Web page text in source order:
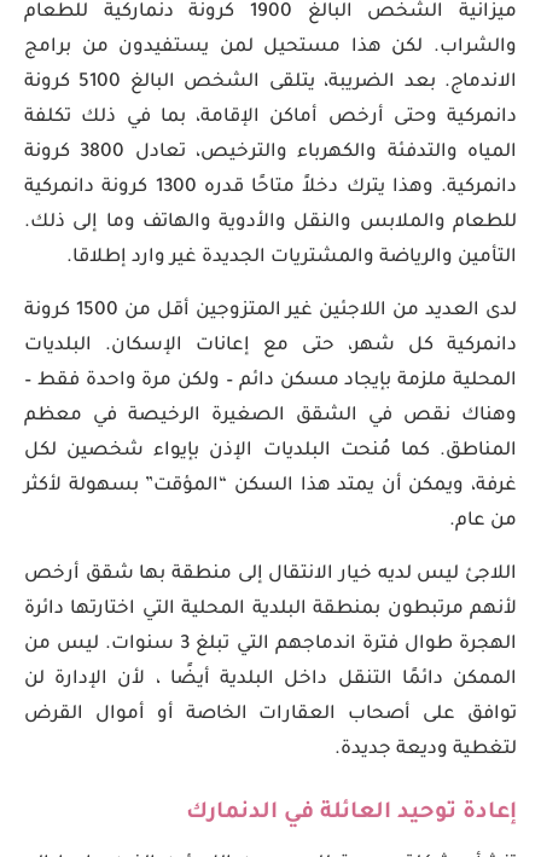
ميزانية الشخص البالغ 1900 كرونة دنماركية للطعام
والشراب. لكن هذا مستحيل لمن يستفيدون من برامج
الاندماج. بعد الضريبة، يتلقى الشخص البالغ 5100 كرونة
دانمركية وحتى أرخص أماكن الإقامة، بما في ذلك تكلفة
المياه والتدفئة والكهرباء والترخيص، تعادل 3800 كرونة
دانمركية. وهذا يترك دخلاً متاحًا قدره 1300 كرونة دانمركية
للطعام والملابس والنقل والأدوية والهاتف وما إلى ذلك.
التأمين والرياضة والمشتريات الجديدة غير وارد إطلاقا.
لدى العديد من اللاجئين غير المتزوجين أقل من 1500 كرونة
دانمركية كل شهر، حتى مع إعانات الإسكان. البلديات
المحلية ملزمة بإيجاد مسكن دائم – ولكن مرة واحدة فقط –
وهناك نقص في الشقق الصغيرة الرخيصة في معظم
المناطق. كما مُنحت البلديات الإذن بإيواء شخصين لكل
غرفة، ويمكن أن يمتد هذا السكن “المؤقت” بسهولة لأكثر
من عام.
اللاجئ ليس لديه خيار الانتقال إلى منطقة بها شقق أرخص
لأنهم مرتبطون بمنطقة البلدية المحلية التي اختارتها دائرة
الهجرة طوال فترة اندماجهم التي تبلغ 3 سنوات. ليس من
الممكن دائمًا التنقل داخل البلدية أيضًا ، لأن الإدارة لن
توافق على أصحاب العقارات الخاصة أو أموال القرض
لتغطية وديعة جديدة.
إعادة توحيد العائلة في الدنمارك